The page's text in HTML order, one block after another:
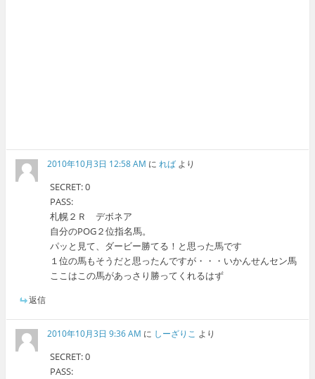
2010年10月3日 12:58 AM にれば より
SECRET: 0
PASS:
札幌２Ｒ デボネア
自分のPOG２位指名馬。
パッと見て、ダービー勝てる！と思った馬です
１位の馬もそうだと思ったんですが・・・いかんせんセン馬
ここはこの馬があっさり勝ってくれるはず
返信
2010年10月3日 9:36 AM に しーざりこ より
SECRET: 0
PASS: